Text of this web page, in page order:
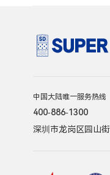
中国大陆唯一服务热线
400-886-1300
深圳市龙岗区园山